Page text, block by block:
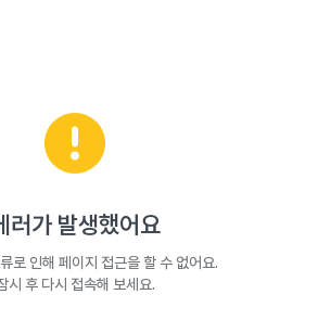
러가 발생했어요
로 인해 페이지 접근을 할 수 없어요.
시 후 다시 접속해 보세요.